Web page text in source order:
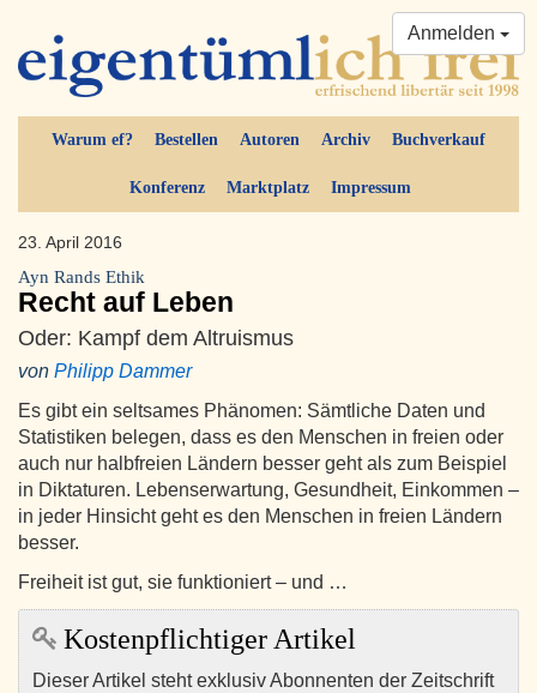
Warum ef? Bestellen Autoren Archiv Buchverkauf
Konferenz Marktplatz Impressum
Anmelden
23. April 2016
Ayn Rands Ethik
Recht auf Leben
Oder: Kampf dem Altruismus
von Philipp Dammer
Es gibt ein seltsames Phänomen: Sämtliche Daten und
Statistiken belegen, dass es den Menschen in freien oder
auch nur halbfreien Ländern besser geht als zum Beispiel
in Diktaturen. Lebenserwartung, Gesundheit, Einkommen –
in jeder Hinsicht geht es den Menschen in freien Ländern
besser.
Freiheit ist gut, sie funktioniert – und …
Kostenpflichtiger Artikel
Dieser Artikel steht exklusiv Abonnenten der Zeitschrift